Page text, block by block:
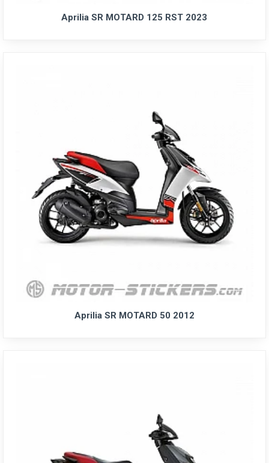
Aprilia SR MOTARD 125 RST 2023
Aprilia SR MOTARD 50 2012